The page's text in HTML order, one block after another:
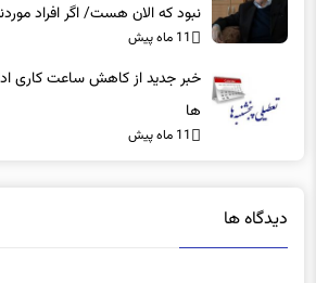
نبود که الان هست/ اگر افراد
بهتر بود
11 ماه پیش
خبر جدید از کاهش ساعت کاری
ها
11 ماه پیش
دیدگاه ها